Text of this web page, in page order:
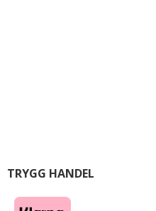
TRYGG HANDEL